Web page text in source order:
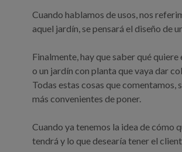
Cuando hablamos de usos, nos
aquel jardín, se pensará el diseño de
Finalmente, hay que saber qué
o un jardín con planta que vaya dar
Todas estas cosas que comentamos,
más convenientes de poner.
Cuando ya tenemos la idea de cómo
tendrá y lo que desearía tener el